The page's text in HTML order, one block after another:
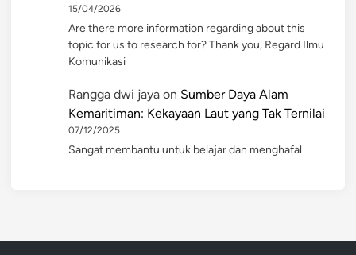
15/04/2026
Are there more information regarding about this
topic for us to research for? Thank you, Regard Ilmu
Komunikasi
Rangga dwi jaya on Sumber Daya Alam
Kemaritiman: Kekayaan Laut yang Tak Ternilai
07/12/2025
Sangat membantu untuk belajar dan menghafal